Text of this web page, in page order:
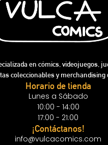
en cómics, videojuegos,
coleccionables y merchandising
Horario de tienda
Lunes a Sábado
10:00 - 14:00
17:00 - 21:00
¡Contáctanos!
info@vulcacomics.com